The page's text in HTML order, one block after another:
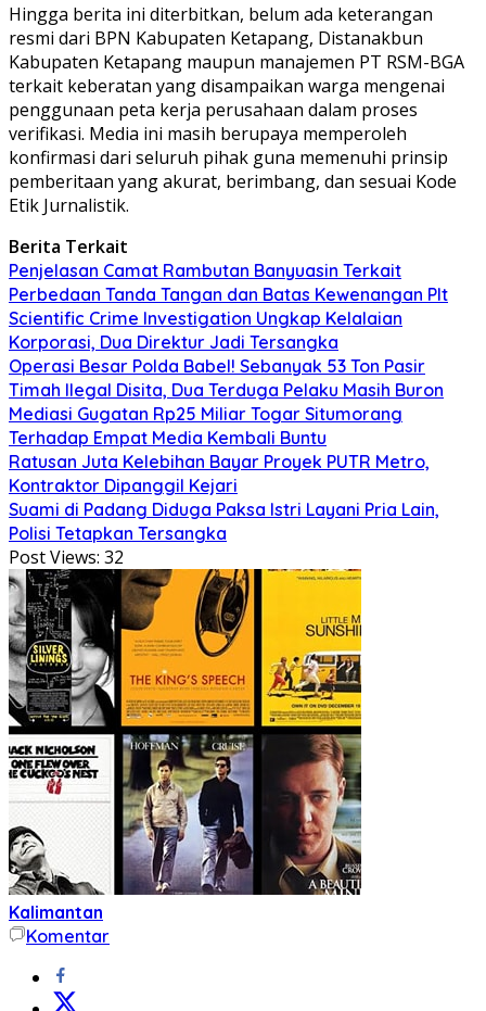
Hingga berita ini diterbitkan, belum ada keterangan
resmi dari BPN Kabupaten Ketapang, Distanakbun
Kabupaten Ketapang maupun manajemen PT RSM-BGA
terkait keberatan yang disampaikan warga mengenai
penggunaan peta kerja perusahaan dalam proses
verifikasi. Media ini masih berupaya memperoleh
konfirmasi dari seluruh pihak guna memenuhi prinsip
pemberitaan yang akurat, berimbang, dan sesuai Kode
Etik Jurnalistik.
Berita Terkait
Penjelasan Camat Rambutan Banyuasin Terkait
Perbedaan Tanda Tangan dan Batas Kewenangan Plt
Scientific Crime Investigation Ungkap Kelalaian
Korporasi, Dua Direktur Jadi Tersangka
Operasi Besar Polda Babel! Sebanyak 53 Ton Pasir
Timah Ilegal Disita, Dua Terduga Pelaku Masih Buron
Mediasi Gugatan Rp25 Miliar Togar Situmorang
Terhadap Empat Media Kembali Buntu
Ratusan Juta Kelebihan Bayar Proyek PUTR Metro,
Kontraktor Dipanggil Kejari
Suami di Padang Diduga Paksa Istri Layani Pria Lain,
Polisi Tetapkan Tersangka
Post Views: 32
Kalimantan
Komentar